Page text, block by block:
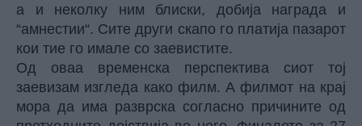
а и неколку ним блиски, добија награда и
“амнестии“. Сите други скапо го платија пазарот
кои тие го имале со заевистите.
Од оваа временска перспектива сиот тој
заевизам изгледа како филм. А филмот на крај
мора да има разврска согласно причините од